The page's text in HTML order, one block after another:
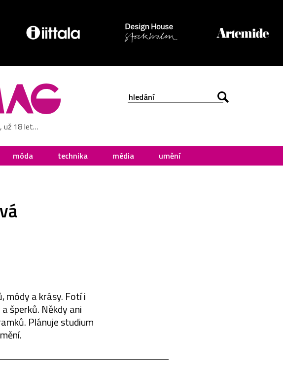
už 18 let…
móda technika média umění
módy a krásy. Fotí i
šperků. Někdy ani
Plánuje studium